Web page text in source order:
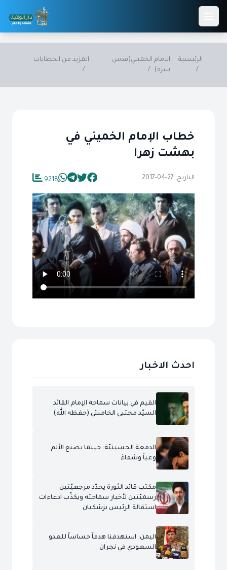
Skip to main content
الرئيسية
/
الامام الخميني(قدس
سره)
/
المزيد من الخطابات
/
خطاب الإمام الخميني في
بهشت زهرا
التاريخ: 27-04-2017 9218
احدث الاخبار
القيم في بيانات سماحة الإمام القائد
السيّد مجتبى الخامنئي (حفظه الله)
الدمعة الحسينيّة: حينما يصنع الألم
وعياً وشفاءً
مكتب قائد الثورة يحدّد مرجعيّتين
رسميّتين لأخبار سماحته ويكذّب ادعاءات
استقالة الرئيس بزشكيان
اليمن: استهدفنا هدفاً حساساً للعدو
السعودي في نجران